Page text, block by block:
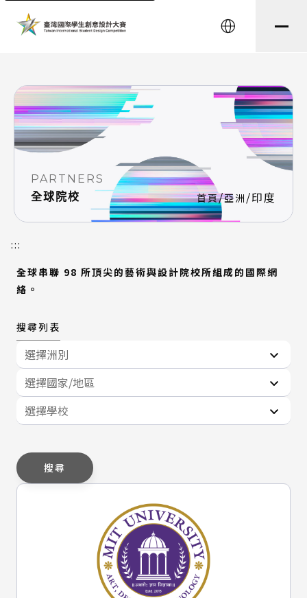
English
PARTNERS
全球院校
首頁/亞洲 /印度
:::
全球串聯 98 所頂尖的藝術與設計院校所組成的國際網
絡。
搜尋列表
選擇洲別
選擇國家/地區
選擇學校
搜尋